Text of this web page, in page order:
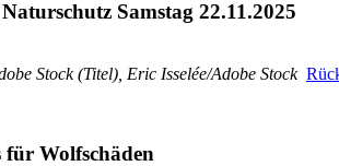
Samstag 22.11.2025
Stock (Titel), Eric Isselée/Adobe Stock
für Wolfschäden